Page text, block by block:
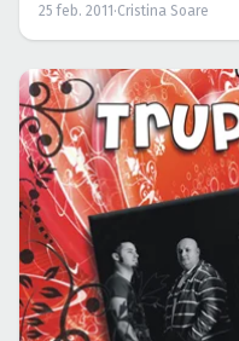
25 feb. 2011·Cristina Soare